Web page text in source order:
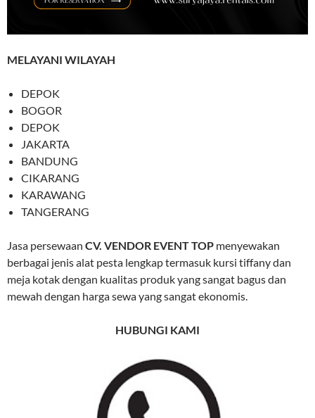
MELAYANI WILAYAH
DEPOK
BOGOR
DEPOK
JAKARTA
BANDUNG
CIKARANG
KARAWANG
TANGERANG
Jasa persewaan CV. VENDOR EVENT TOP menyewakan
berbagai jenis alat pesta lengkap termasuk kursi tiffany dan
meja kotak dengan kualitas produk yang sangat bagus dan
mewah dengan harga sewa yang sangat ekonomis.
HUBUNGI KAMI